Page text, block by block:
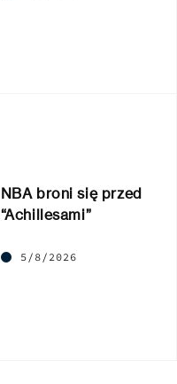
NBA broni się przed
“Achillesami”
5/8/2026